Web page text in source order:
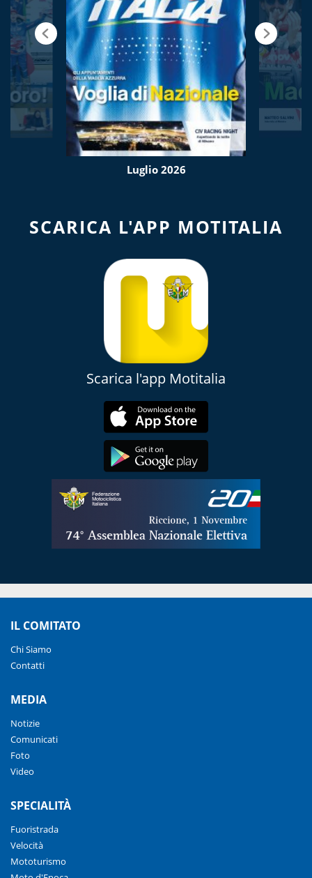
Luglio 2026
SCARICA L'APP MOTITALIA
Scarica l'app Motitalia
IL COMITATO
Chi Siamo
Contatti
MEDIA
Notizie
Comunicati
Foto
Video
SPECIALITÀ
Fuoristrada
Velocità
Mototurismo